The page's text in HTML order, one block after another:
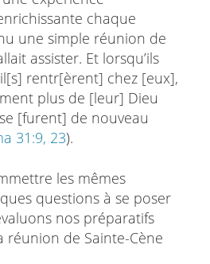
chaque
une simple réunion de
assister. Et lorsqu’ils
rentr[èrent] chez [eux],
plus de [leur] Dieu
[furent] de nouveau
31:9, 23).
les mêmes
questions à se poser
nos préparatifs
de Sainte-Cène